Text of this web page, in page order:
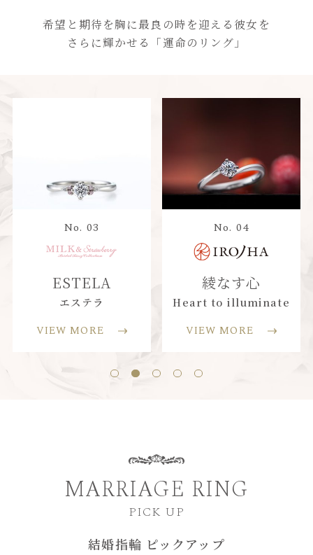
希望と期待を胸に最良の時を迎える彼女を
さらに輝かせる
「運命のリング」
No. 03
ESTELA
エステラ
VIEW MORE
No. 04
綾なす心
Heart to illuminate
VIEW MORE
MARRIAGE RING
PICK UP
結婚指輪 ピックアップ